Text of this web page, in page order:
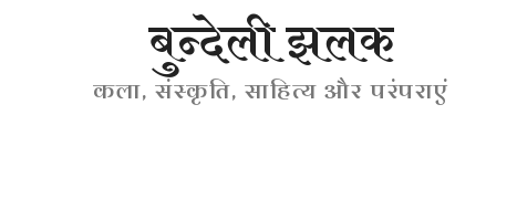
बुन्देली झलक
कला, संस्कृति, साहित्य और परंपराएं